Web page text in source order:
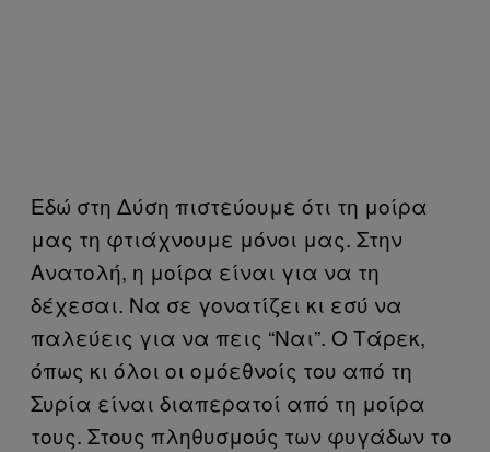
Εδώ στη Δύση πιστεύουμε ότι τη μοίρα
μας τη φτιάχνουμε μόνοι μας. Στην
Ανατολή, η μοίρα είναι για να τη
δέχεσαι. Να σε γονατίζει κι εσύ να
παλεύεις για να πεις “Ναι”. Ο Τάρεκ,
όπως κι όλοι οι ομόεθνοίς του από τη
Συρία είναι διαπερατοί από τη μοίρα
τους. Στους πληθυσμούς των φυγάδων το